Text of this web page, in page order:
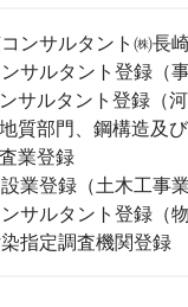
ンサルタント㈱長
サルタント登録（
ト登録（河川・
鋼構造及びコン
登録
業登録（土木工事
サルタント登録（
指定調査機関登録